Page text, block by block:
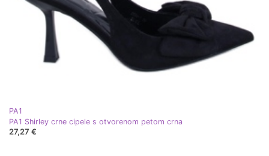
PA1
PA1 Shirley crne cipele s otvorenom petom crna
27,27 €